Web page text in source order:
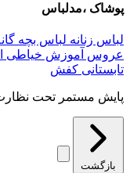
پوشاک ،مدلباس
لباس زنانه لباس بچه
عروس آموزش خیاطی
تابستانی کفش
پایش مستمر تحت
بازگشت